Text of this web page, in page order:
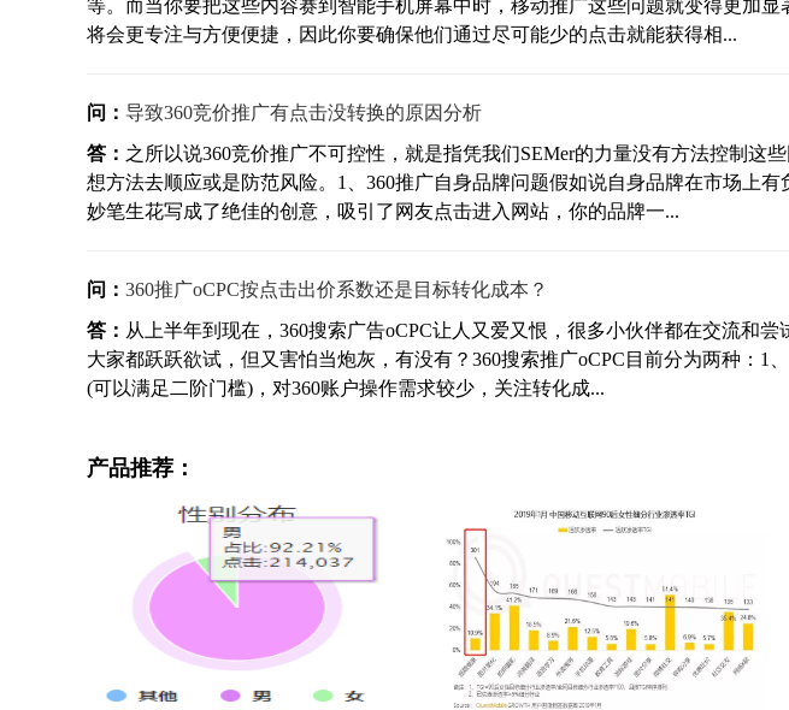
等。而当你要把这些内容赛到智能手机屏幕中时，移动推广这些问题就变得更加
将会更专注与方便便捷，因此你要确保他们通过尽可能少的点击就能获得相...
问： 导致360竞价推广有点击没转换的原因分析
答： 之所以说360竞价推广不可控性，就是指凭我们SEMer的力量没有方法控制这
想方法去顺应或是防范风险。1、360推广自身品牌问题假如说自身品牌在市场上
妙笔生花写成了绝佳的创意，吸引了网友点击进入网站，你的品牌一...
问： 360推广oCPC按点击出价系数还是目标转化成本？
答： 从上半年到现在，360搜索广告oCPC让人又爱又恨，很多小伙伴都在交流和尝
大家都跃跃欲试，但又害怕当炮灰，有没有？360搜索推广oCPC目前分为两种：1
(可以满足二阶门槛)，对360账户操作需求较少，关注转化成...
产品推荐：